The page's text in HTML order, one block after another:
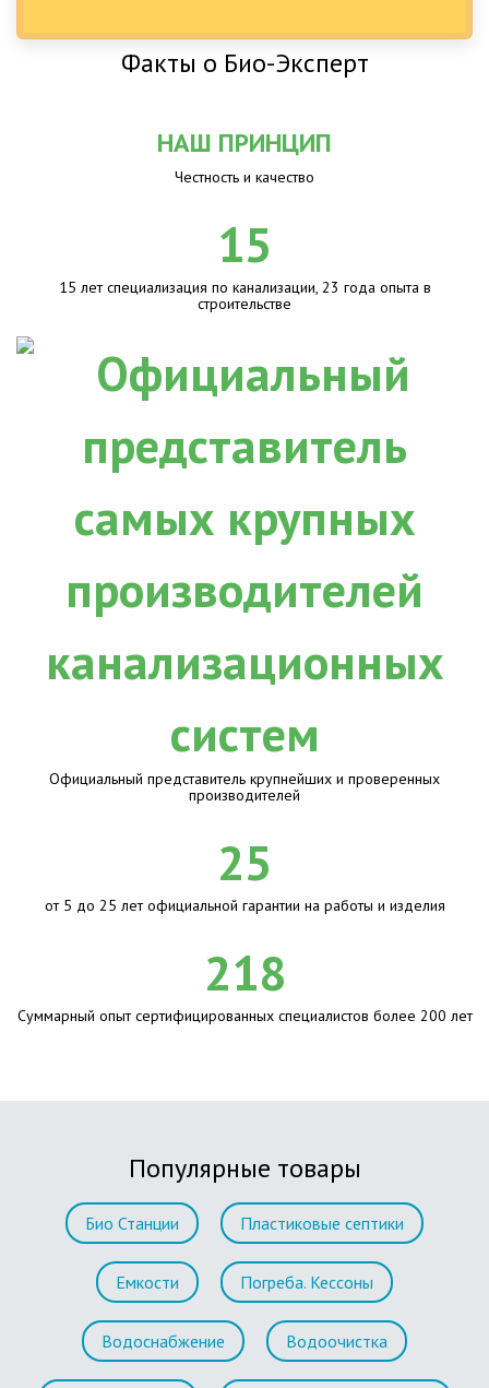
Факты о Био-Эксперт
НАШ ПРИНЦИП
Честность и качество
15
15 лет специализация по канализации, 23 года опыта в
строительстве
Официальный представитель крупнейших и проверенных
производителей
25
от 5 до 25 лет официальной гарантии на работы и изделия
218
Суммарный опыт сертифицированных специалистов более 200 лет
Популярные товары
Био Станции Пластиковые септики
Емкости Погреба. Кессоны
Водоснабжение Водоочистка